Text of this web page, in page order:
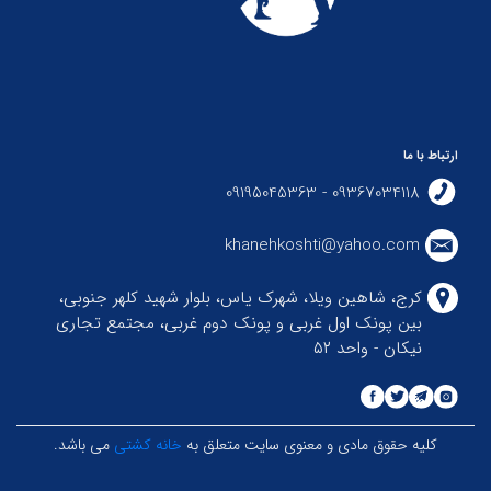
ارتباط با ما
09367034118 - 09195045363
khanehkoshti@yahoo.com
کرج، شاهین ویلا، شهرک یاس، بلوار شهید کلهر جنوبی،
بین پونک اول غربی و پونک دوم غربی، مجتمع تجاری
نیکان - واحد ۵۲
کلیه حقوق مادی و معنوی سایت متعلق به خانه کشتی می باشد.